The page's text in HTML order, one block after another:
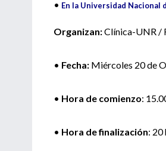
• En la Universidad Nacional
Organizan:Clínica-UNR /
• Fecha: Miércoles 20 de
• Hora de comienzo:
• Hora de finalización: 20